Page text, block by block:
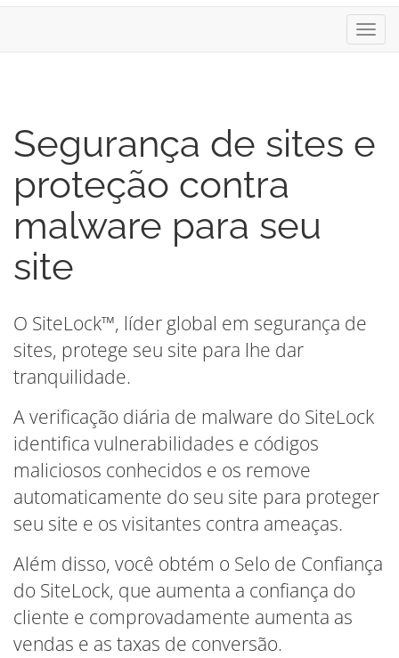
Segurança de sites e
proteção contra
malware para seu
site
O SiteLock™, líder global em segurança de
sites, protege seu site para lhe dar
tranquilidade.
A verificação diária de malware do SiteLock
identifica vulnerabilidades e códigos
maliciosos conhecidos e os remove
automaticamente do seu site para proteger
seu site e os visitantes contra ameaças.
Além disso, você obtém o Selo de Confiança
do SiteLock, que aumenta a confiança do
cliente e comprovadamente aumenta as
vendas e as taxas de conversão.